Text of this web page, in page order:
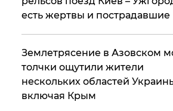
есть жертвы и пострадавшие
Землетрясение в Азовском
толчки ощутили жители
нескольких областей
включая Крым